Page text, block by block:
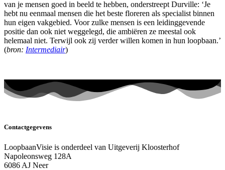
van je mensen goed in beeld te hebben, onderstreept Durville: ‘Je
hebt nu eenmaal mensen die het beste floreren als specialist binnen
hun eigen vakgebied. Voor zulke mensen is een leidinggevende
positie dan ook niet weggelegd, die ambiëren ze meestal ook
helemaal niet. Terwijl ook zij verder willen komen in hun loopbaan.’
(bron: Intermediair)
Contactgegevens
LoopbaanVisie is onderdeel van Uitgeverij Kloosterhof
Napoleonsweg 128A
6086 AJ Neer